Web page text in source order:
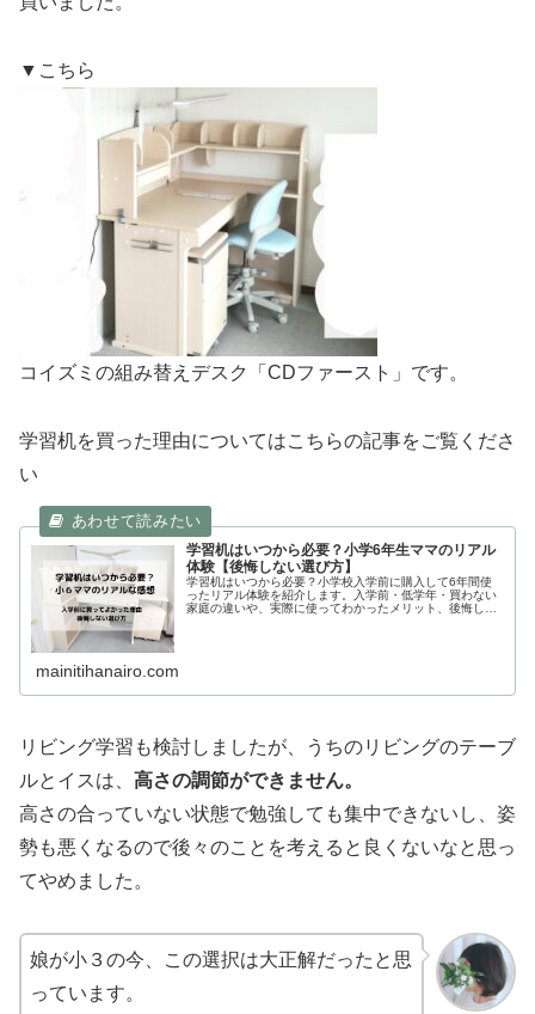
▼こちら
コイズミの組み替えデスク「CDファースト」です。
学習机を買った理由についてはこちらの記事をご覧くださ
い
学習机はいつから必要？小学6年生ママのリアル
体験【後悔しない選び方】
学習机はいつから必要？小学校入学前に購入して6年間使
ったリアル体験を紹介します。入学前・低学年・買わない
家庭の違いや、実際に使ってわかったメリット、後悔しな
mainitihanairo.com
リビング学習も検討しましたが、うちのリビングのテーブ
ルとイスは、 高さの調節ができません。
高さの合っていない状態で勉強しても集中できないし、姿
勢も悪くなるので後々のことを考えると良くないなと思っ
てやめました。
娘が小３の今、この選択は大正解だったと思
っています。